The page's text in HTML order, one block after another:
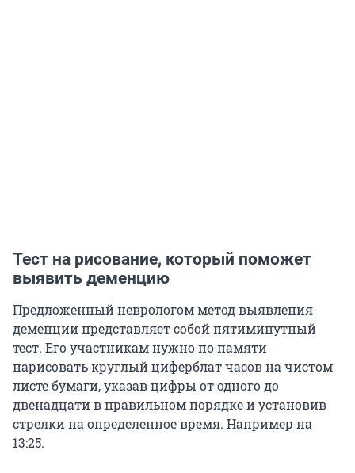
Тест на рисование, который поможет
выявить деменцию
Предложенный неврологом метод выявления
деменции представляет собой пятиминутный
тест. Его участникам нужно по памяти
нарисовать круглый циферблат часов на чистом
листе бумаги, указав цифры от одного до
двенадцати в правильном порядке и установив
стрелки на определенное время. Например на
13:25.